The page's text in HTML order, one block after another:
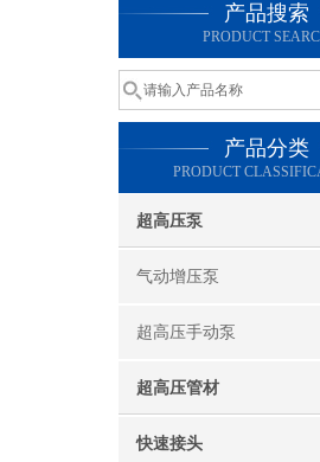
产品搜索
PRODUCT
产品分类
PRODUCT
超高压泵
气动增压泵
超高压手动泵
超高压管材
快速接头